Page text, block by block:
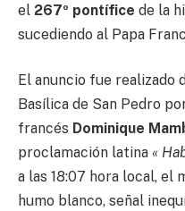
el 267º pontífice de la
sucediendo al Papa
El anuncio fue realizado
Basílica de San Pedro
francés Dominique
proclamación latina «
a las 18:07 hora local, el
humo blanco, señal